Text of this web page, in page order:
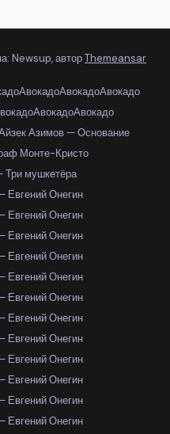
Newsup, авторThemeansar
АвокадоАвокадоАвокадо
АвокадоАвокадо
Азимов — Основание
Монте-Кристо
мушкетёра
Евгений Онегин
Евгений Онегин
Евгений Онегин
Евгений Онегин
Евгений Онегин
Евгений Онегин
Евгений Онегин
Евгений Онегин
Евгений Онегин
Евгений Онегин
Евгений Онегин
Евгений Онегин